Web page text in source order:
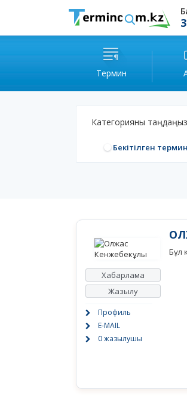
Термин
Категорияны таңдаңыз
Бекітілген
Хабарлама
Жазылу
Профиль
E-MAIL
0 жазылушы
Бұл